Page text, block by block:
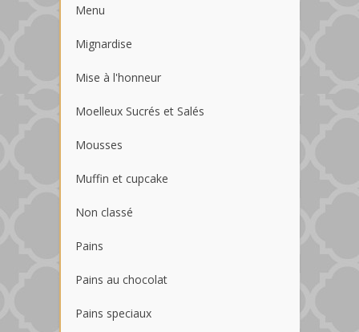
Menu
Mignardise
Mise à l'honneur
Moelleux Sucrés et Salés
Mousses
Muffin et cupcake
Non classé
Pains
Pains au chocolat
Pains speciaux